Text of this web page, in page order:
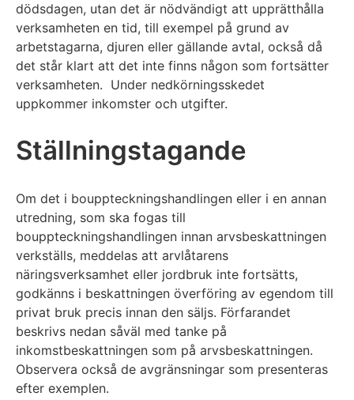
dödsdagen, utan det är nödvändigt att upprätthålla
verksamheten en tid, till exempel på grund av
arbetstagarna, djuren eller gällande avtal, också då
det står klart att det inte finns någon som fortsätter
verksamheten. Under nedkörningsskedet
uppkommer inkomster och utgifter.
Ställningstagande
Om det i bouppteckningshandlingen eller i en annan
utredning, som ska fogas till
bouppteckningshandlingen innan arvsbeskattningen
verkställs, meddelas att arvlåtarens
näringsverksamhet eller jordbruk inte fortsätts,
godkänns i beskattningen överföring av egendom till
privat bruk precis innan den säljs. Förfarandet
beskrivs nedan såväl med tanke på
inkomstbeskattningen som på arvsbeskattningen.
Observera också de avgränsningar som presenteras
efter exemplen.